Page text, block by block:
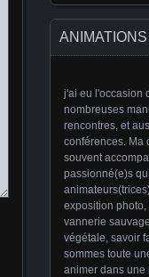
ANIMATIONS
j'ai eu l'occasion
nombreuses
rencontres, et
conférences. Ma
souvent
passionné(e)s
exposition
vannerie
végétale, savoir
sommes toute
animer dans une